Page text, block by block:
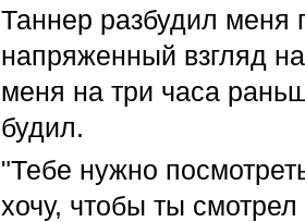
Таннер разбудил меня
напряженный взгляд
меня на три часа
будил.
"Тебе нужно
хочу, чтобы ты